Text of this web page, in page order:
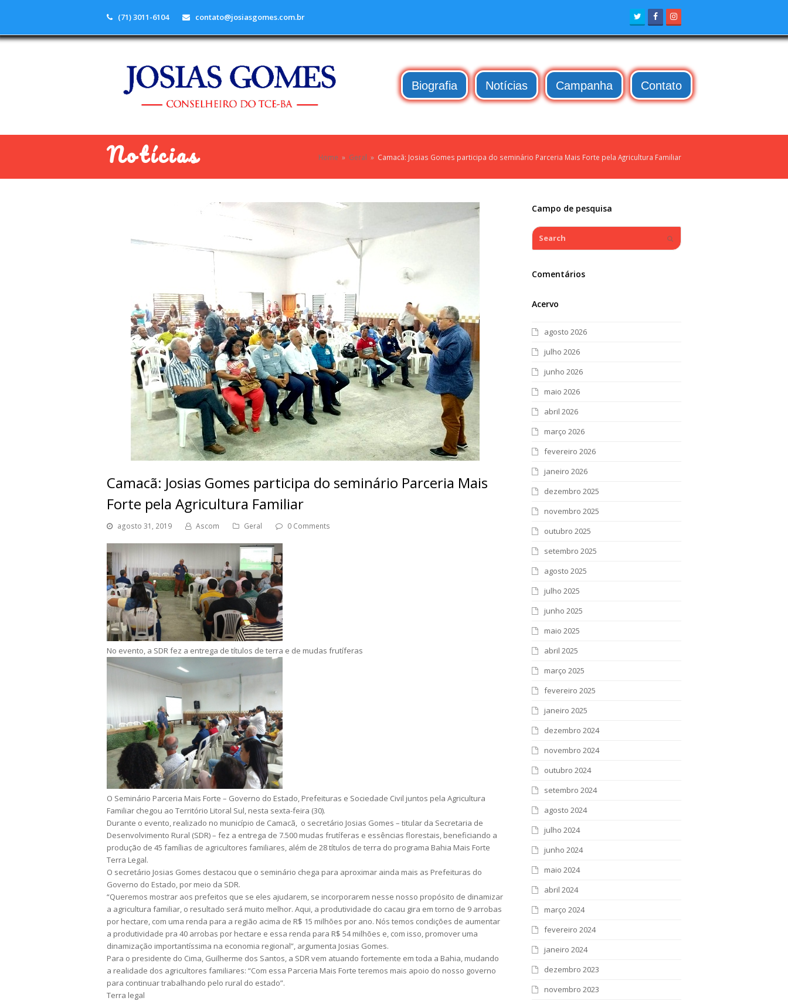
(71) 3011-6104 contato@josiasgomes.com.br TwitterFacebook
Biografia Notícias Campanha Contato
Notícias Home » Geral » Camacã: Josias Gomes participa do seminário Parceria Mais Forte pela Agricultura Familiar
Camacã: Josias Gomes participa do seminário Parceria Mais
Forte pela Agricultura Familiar
agosto 31, 2019 Ascom Geral 0 Comments
No evento, a SDR fez a entrega de títulos de terra e de mudas frutíferas
O Seminário Parceria Mais Forte – Governo do Estado, Prefeituras e Sociedade Civil juntos pela Agricultura
Familiar chegou ao Território Litoral Sul, nesta sexta-feira (30).
Durante o evento, realizado no município de Camacã, o secretário Josias Gomes – titular da Secretaria de
Desenvolvimento Rural (SDR) – fez a entrega de 7.500 mudas frutíferas e essências florestais, beneficiando a
produção de 45 famílias de agricultores familiares, além de 28 títulos de terra do programa Bahia Mais Forte
Terra Legal.
O secretário Josias Gomes destacou que o seminário chega para aproximar ainda mais as Prefeituras do
Governo do Estado, por meio da SDR.
“Queremos mostrar aos prefeitos que se eles ajudarem, se incorporarem nesse nosso propósito de dinamizar
a agricultura familiar, o resultado será muito melhor. Aqui, a produtividade do cacau gira em torno de 9 arrobas
por hectare, com uma renda para a região acima de R$ 15 milhões por ano. Nós temos condições de aumentar
a produtividade pra 40 arrobas por hectare e essa renda para R$ 54 milhões e, com isso, promover uma
dinamização importantíssima na economia regional”, argumenta Josias Gomes.
Para o presidente do Cima, Guilherme dos Santos, a SDR vem atuando fortemente em toda a Bahia, mudando
a realidade dos agricultores familiares: “Com essa Parceria Mais Forte teremos mais apoio do nosso governo
para continuar trabalhando pelo rural do estado”.
Terra legal
Campo de pesquisa
Search
Comentários
Acervo
agosto 2026
julho 2026
junho 2026
maio 2026
abril 2026
março 2026
fevereiro 2026
janeiro 2026
dezembro 2025
novembro 2025
outubro 2025
setembro 2025
agosto 2025
julho 2025
junho 2025
maio 2025
abril 2025
março 2025
fevereiro 2025
janeiro 2025
dezembro 2024
novembro 2024
outubro 2024
setembro 2024
agosto 2024
julho 2024
junho 2024
maio 2024
abril 2024
março 2024
fevereiro 2024
janeiro 2024
dezembro 2023
novembro 2023